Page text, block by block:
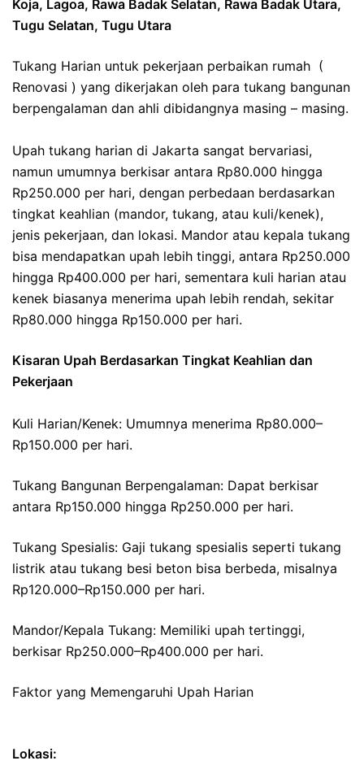
Koja, Lagoa, Rawa Badak Selatan, Rawa Badak Utara,
Tugu Selatan, Tugu Utara
Tukang Harian untuk pekerjaan perbaikan rumah (
Renovasi ) yang dikerjakan oleh para tukang bangunan
berpengalaman dan ahli dibidangnya masing – masing.
Upah tukang harian di Jakarta sangat bervariasi,
namun umumnya berkisar antara Rp80.000 hingga
Rp250.000 per hari, dengan perbedaan berdasarkan
tingkat keahlian (mandor, tukang, atau kuli/kenek),
jenis pekerjaan, dan lokasi. Mandor atau kepala tukang
bisa mendapatkan upah lebih tinggi, antara Rp250.000
hingga Rp400.000 per hari, sementara kuli harian atau
kenek biasanya menerima upah lebih rendah, sekitar
Rp80.000 hingga Rp150.000 per hari.
Kisaran Upah Berdasarkan Tingkat Keahlian dan
Pekerjaan
Kuli Harian/Kenek: Umumnya menerima Rp80.000–
Rp150.000 per hari.
Tukang Bangunan Berpengalaman: Dapat berkisar
antara Rp150.000 hingga Rp250.000 per hari.
Tukang Spesialis: Gaji tukang spesialis seperti tukang
listrik atau tukang besi beton bisa berbeda, misalnya
Rp120.000–Rp150.000 per hari.
Mandor/Kepala Tukang: Memiliki upah tertinggi,
berkisar Rp250.000–Rp400.000 per hari.
Faktor yang Memengaruhi Upah Harian
Lokasi: